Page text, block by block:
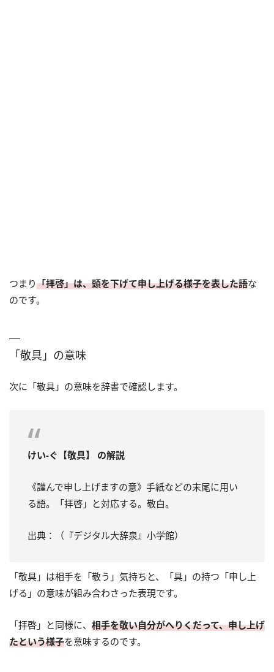
つまり「拝啓」は、頭を下げて申し上げる様子を表した語な
のです。
「敬具」の意味
次に「敬具」の意味を辞書で確認します。
けい‐ぐ【敬具】 の解説
《謹んで申し上げますの意》手紙などの末尾に用い
る語。「拝啓」と対応する。敬白。
出典：（『デジタル大辞泉』小学館）
「敬具」は相手を「敬う」気持ちと、「具」の持つ「申し上
げる」の意味が組み合わさった表現です。
「拝啓」と同様に、 相手を敬い自分がへりくだって、申し上げ
たという様子を意味するのです。